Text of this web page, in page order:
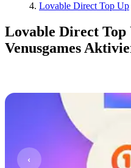
Lovable Direct Top Up
Lovable Direct Top
Venusgames